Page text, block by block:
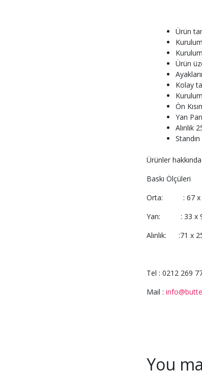
Ürün
Ürün
Kolay
Ön
Yan
Alınlık
Ürünler
Baskı Ölçüleri
Orta: : 67 x
Yan: : 33 x 90
Alınlık: :71 x
Tel : 0212 269
Mail :
You